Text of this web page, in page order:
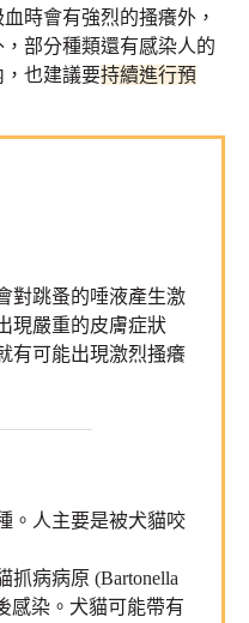
時會有強烈的搔癢外，
部分種類還有感染人的
也建議要持續進行預
對跳蚤的唾液產生激
現嚴重的皮膚症狀
有可能出現激烈搔癢
。人主要是被犬貓咬
抓病病原 (Bartonella
感染。犬貓可能帶有